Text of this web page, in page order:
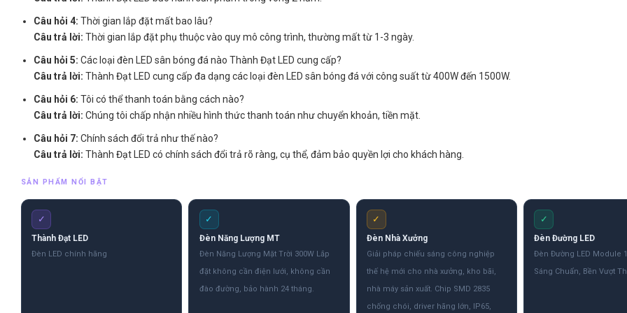
Câu hỏi 4: Thời gian lắp đặt mất bao lâu?
Câu trả lời: Thời gian lắp đặt phụ thuộc vào quy mô công trình, thường mất từ 1-3 ngày.
Câu hỏi 5: Các loại đèn LED sân bóng đá nào Thành Đạt LED cung cấp?
Câu trả lời: Thành Đạt LED cung cấp đa dạng các loại đèn LED sân bóng đá với công suất từ 400W đến 1500W.
Câu hỏi 6: Tôi có thể thanh toán bằng cách nào?
Câu trả lời: Chúng tôi chấp nhận nhiều hình thức thanh toán như chuyển khoản, tiền mặt.
Câu hỏi 7: Chính sách đổi trả như thế nào?
Câu trả lời: Thành Đạt LED có chính sách đổi trả rõ ràng, cụ thể, đảm bảo quyền lợi cho khách hàng.
SẢN PHẨM NỔI BẬT
✓
Thành Đạt LED
Đèn LED chính hãng
✓
Đèn Năng Lượng MT
Đèn Năng Lượng Mặt Trời 300W Lắp
đặt không cần điện lưới, không cần
đào đường, bảo hành 24 tháng.
✓
Đèn Nhà Xưởng
Giải pháp chiếu sáng công nghiệp
thế hệ mới cho nhà xưởng, kho bãi,
nhà máy sản xuất. Chip SMD 2835
chống chói, driver hãng lớn, IP65,
✓
Đèn Đường LED
Đèn Đường LED Module
Sáng Chuẩn, Bền Vượt